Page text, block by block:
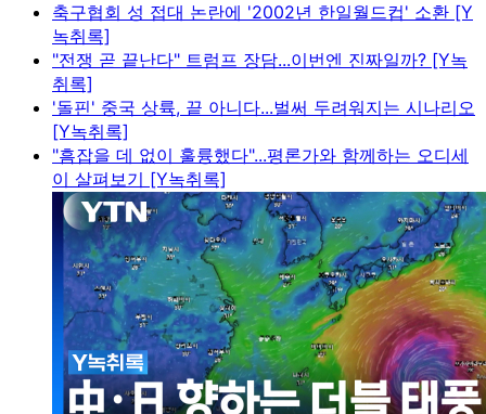
축구협회 성 접대 논란에 '2002년 한일월드컵' 소환 [Y
녹취록]
"전쟁 곧 끝난다" 트럼프 장담...이번엔 진짜일까? [Y녹
취록]
'돌핀' 중국 상륙, 끝 아니다...벌써 두려워지는 시나리오
[Y녹취록]
"흠잡을 데 없이 훌륭했다"...평론가와 함께하는 오디세
이 살펴보기 [Y녹취록]